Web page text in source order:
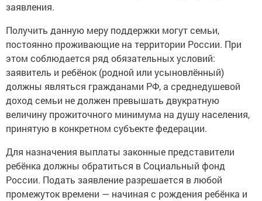
заявления.
Получить данную меру поддержки могут семьи,
постоянно проживающие на территории России. При
этом соблюдается ряд обязательных условий:
заявитель и ребёнок (родной или усыновлённый)
должны являться гражданами РФ, а среднедушевой
доход семьи не должен превышать двукратную
величину прожиточного минимума на душу населения,
принятую в конкретном субъекте федерации.
Для назначения выплаты законные представители
ребёнка должны обратиться в Социальный фонд
России. Подать заявление разрешается в любой
промежуток времени — начиная с рождения ребёнка и